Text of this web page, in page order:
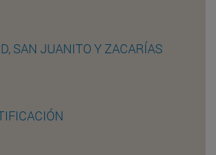
SAN JUANITO Y ZACARÍAS